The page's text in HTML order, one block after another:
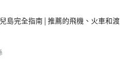
島完全指南 | 推薦的飛機、火車和渡